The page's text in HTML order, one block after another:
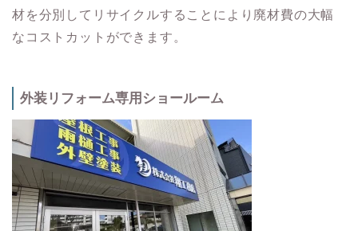
材を分別してリサイクルすることにより廃材費の大幅
なコストカットができます。
外装リフォーム専用ショールーム